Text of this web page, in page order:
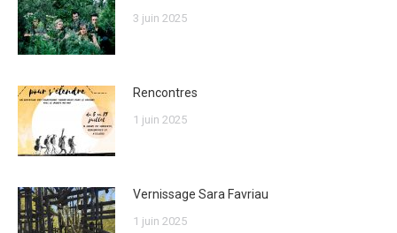
3 juin 2025
Rencontres
1 juin 2025
Vernissage Sara Favriau
1 juin 2025